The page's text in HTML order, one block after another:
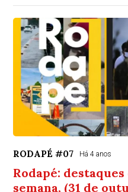
RODAPÉ #07 Há 4 anos
Rodapé:
semana, (31 de